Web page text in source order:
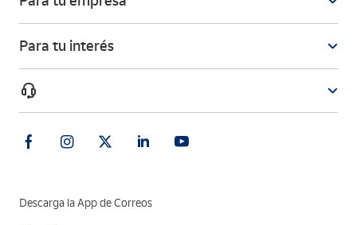
Para tu interés
Descarga la App de Correos